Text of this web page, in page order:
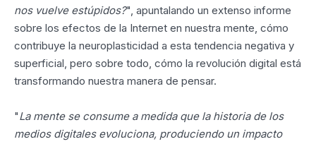
nos vuelve estúpidos?", apuntalando un extenso informe
sobre los efectos de la Internet en nuestra mente, cómo
contribuye la neuroplasticidad a esta tendencia negativa y
superficial, pero sobre todo, cómo la revolución digital está
transformando nuestra manera de pensar.
"La mente se consume a medida que la historia de los
medios digitales evoluciona, produciendo un impacto